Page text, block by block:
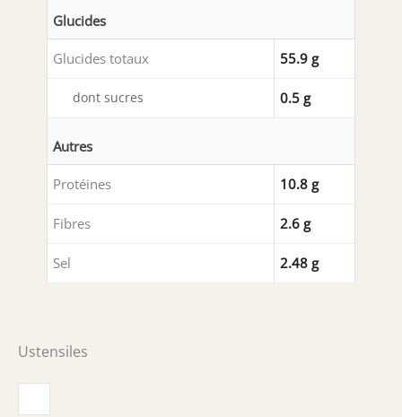
Glucides
Glucides totaux 55.9 g
dont sucres 0.5 g
Autres
Protéines 10.8 g
Fibres 2.6 g
Sel 2.48 g
Ustensiles